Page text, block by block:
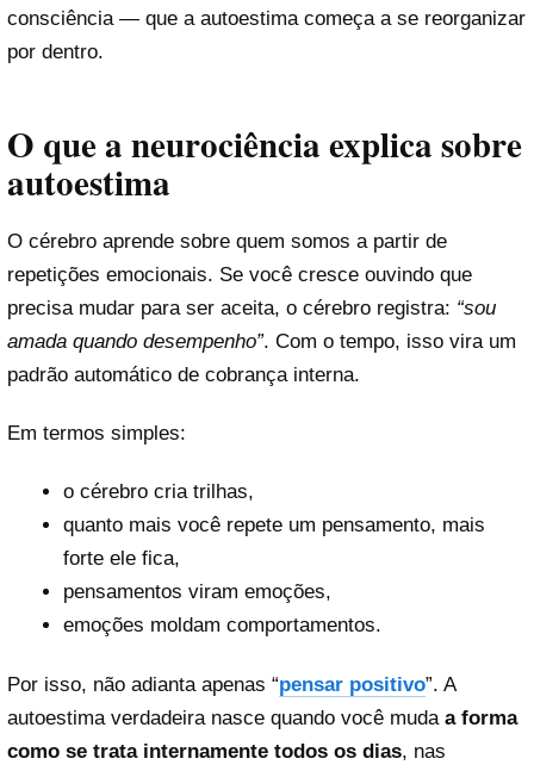
consciência — que a autoestima começa a se reorganizar
por dentro.
O que a neurociência explica sobre
autoestima
O cérebro aprende sobre quem somos a partir de
repetições emocionais. Se você cresce ouvindo que
precisa mudar para ser aceita, o cérebro registra: “sou
amada quando desempenho”. Com o tempo, isso vira um
padrão automático de cobrança interna.
Em termos simples:
o cérebro cria trilhas,
quanto mais você repete um pensamento, mais
forte ele fica,
pensamentos viram emoções,
emoções moldam comportamentos.
Por isso, não adianta apenas “pensar positivo”. A
autoestima verdadeira nasce quando você muda a forma
como se trata internamente todos os dias, nas